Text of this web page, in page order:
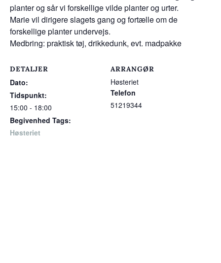
planter og sår vi forskellige vilde planter og urter.
Marie vil dirigere slagets gang og fortælle om de
forskellige planter undervejs.
Medbring: praktisk tøj, drikkedunk, evt. madpakke
DETALJER
Dato:
Tidspunkt:
15:00 - 18:00
Begivenhed Tags:
Høsteriet
ARRANGØR
Høsteriet
Telefon
51219344